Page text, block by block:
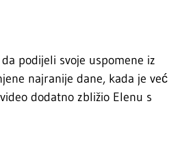
podijeli svoje uspomene iz
najranije dane, kada je već
dodatno zbližio Elenu s